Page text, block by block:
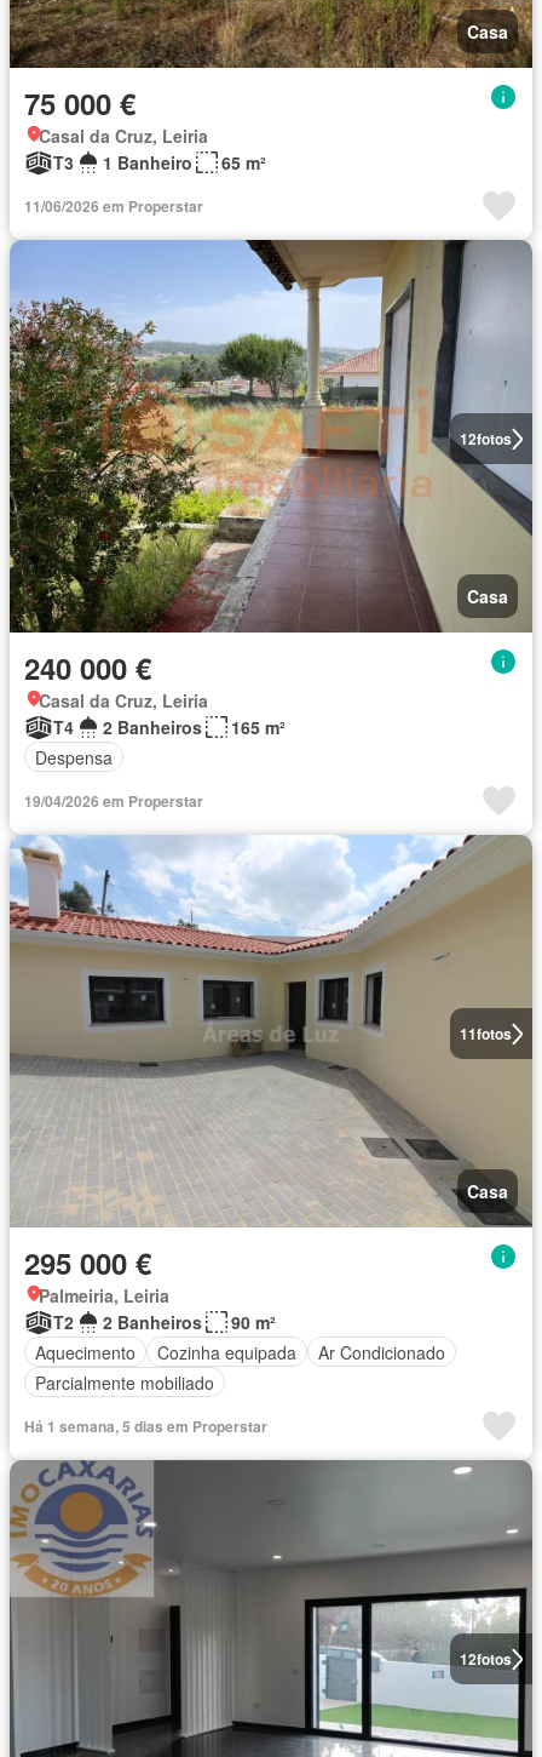
Casa
75 000 €
Casal da Cruz, Leiria
T3
1 Banheiro 65 m²
11/06/2026 em Properstar
12fotos
Casa
240 000 €
Casal da Cruz, Leiria
T4
2 Banheiros
165 m²
Despensa
19/04/2026 em Properstar
11fotos
Casa
295 000 €
Palmeiria, Leiria
T2
2 Banheiros
90 m²
Aquecimento
Cozinha equipada
Ar Condicionado
Parcialmente mobiliado
Há 1 semana, 5 dias em Properstar
12fotos